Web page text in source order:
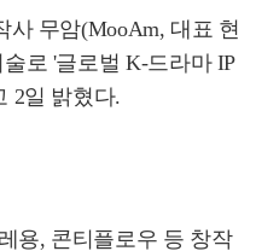
무암(MooAm, 대표 현
로 '글로벌 K-드라마 IP
2일 밝혔다.
용, 콘티플로우 등 창작